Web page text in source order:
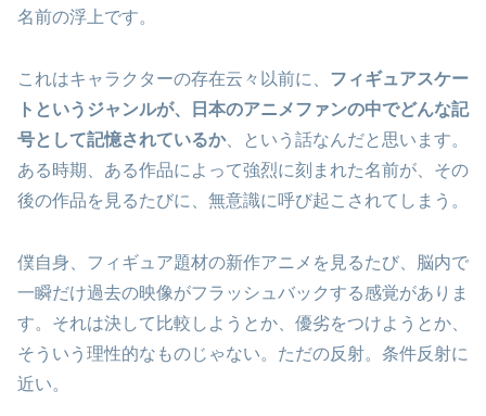
名前の浮上です。
これはキャラクターの存在云々以前に、 フィギュアスケー
トというジャンルが、日本のアニメファンの中でどんな記
号として記憶されているか、という話なんだと思います。
ある時期、ある作品によって強烈に刻まれた名前が、その
後の作品を見るたびに、無意識に呼び起こされてしまう。
僕自身、フィギュア題材の新作アニメを見るたび、脳内で
一瞬だけ過去の映像がフラッシュバックする感覚がありま
す。それは決して比較しようとか、優劣をつけようとか、
そういう理性的なものじゃない。ただの反射。条件反射に
近い。